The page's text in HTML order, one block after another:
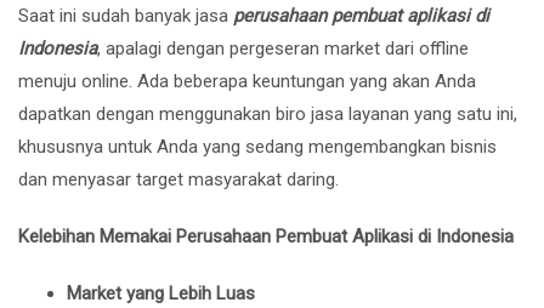
Saat ini sudah banyak jasa perusahaan pembuat aplikasi di
Indonesia, apalagi dengan pergeseran market dari offline
menuju online. Ada beberapa keuntungan yang akan Anda
dapatkan dengan menggunakan biro jasa layanan yang satu ini,
khususnya untuk Anda yang sedang mengembangkan bisnis
dan menyasar target masyarakat daring.
Kelebihan Memakai Perusahaan Pembuat Aplikasi di Indonesia
Market yang Lebih Luas